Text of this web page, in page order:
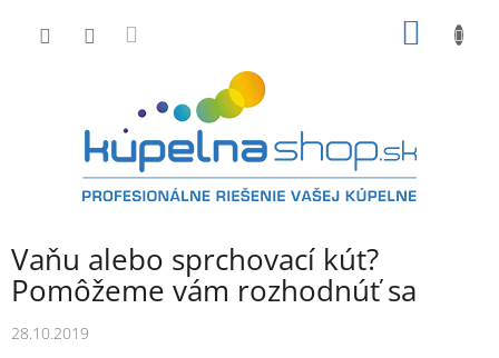
Vaňu alebo sprchovací kút?
Pomôžeme vám rozhodnúť sa
28.10.2019